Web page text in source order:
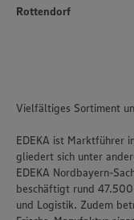
Rottendorf
Vielfältiges Sortiment
EDEKA ist Marktführer
gliedert sich unter
EDEKA Nordbayern-
beschäftigt rund
und Logistik. Zudem